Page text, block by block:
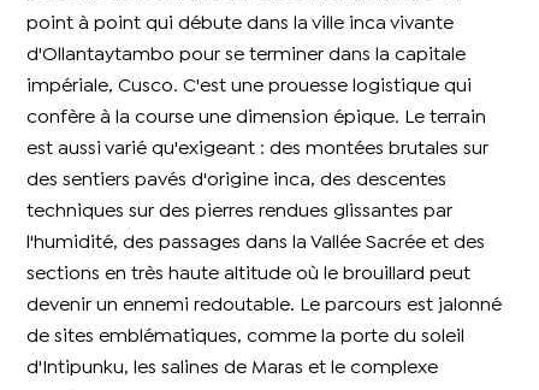
point à point qui débute dans la ville inca vivante
d'Ollantaytambo pour se terminer dans la capitale
impériale, Cusco. C'est une prouesse logistique qui
confère à la course une dimension épique. Le terrain
est aussi varié qu'exigeant : des montées brutales sur
des sentiers pavés d'origine inca, des descentes
techniques sur des pierres rendues glissantes par
l'humidité, des passages dans la Vallée Sacrée et des
sections en très haute altitude où le brouillard peut
devenir un ennemi redoutable. Le parcours est jalonné
de sites emblématiques, comme la porte du soleil
d'Intipunku, les salines de Maras et le complexe